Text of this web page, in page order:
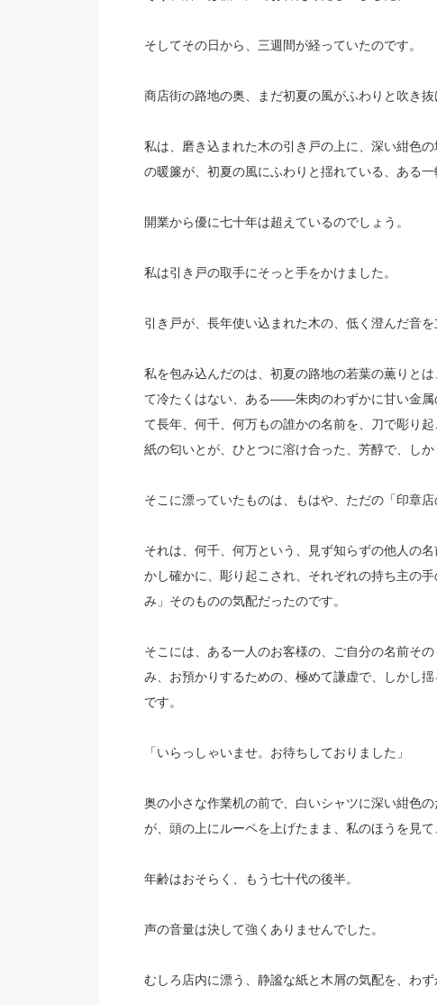
そしてその日から、三週間が経っていたのです。
商店街の路地の奥、まだ初夏の風がふわりと吹き抜
私は、磨き込まれた木の引き戸の上に、深い紺色
の暖簾が、初夏の風にふわりと揺れている、ある一
開業から優に七十年は超えているのでしょう。
私は引き戸の取手にそっと手をかけました。
引き戸が、長年使い込まれた木の、低く澄んだ音
私を包み込んだのは、初夏の路地の若葉の薫りと
て冷たくはない、ある——朱肉のわずかに甘い金属
て長年、何千、何万もの誰かの名前を、刀で彫り
紙の匂いとが、ひとつに溶け合った、芳醇で、し
そこに漂っていたものは、もはや、ただの「印章店
それは、何千、何万という、見ず知らずの他人の
かし確かに、彫り起こされ、それぞれの持ち主の
み」そのものの気配だったのです。
そこには、ある一人のお客様の、ご自分の名前そ
み、お預かりするための、極めて謙虚で、しかし
です。
「いらっしゃいませ。お待ちしておりました」
奥の小さな作業机の前で、白いシャツに深い紺色
が、頭の上にルーペを上げたまま、私のほうを見て
年齢はおそらく、もう七十代の後半。
声の音量は決して強くありませんでした。
むしろ店内に漂う、静謐な紙と木屑の気配を、わず